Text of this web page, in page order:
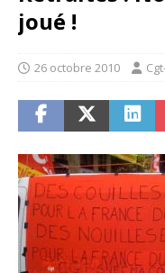
joué !
26 octobre 2010